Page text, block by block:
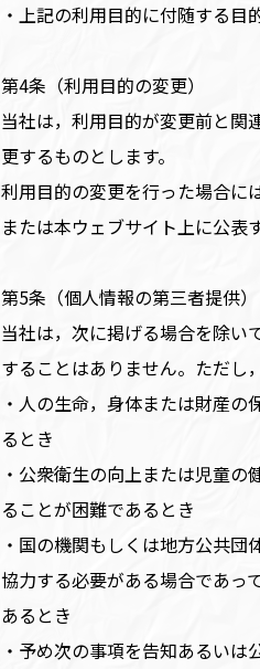
・上記の利用目的に付随する目
第4条（利用目的の変更）
当社は，利用目的が変更前と関
更するものとします。
利用目的の変更を行った場合に
または本ウェブサイト上に公表
第5条（個人情報の第三者提供）
当社は，次に掲げる場合を除い
することはありません。ただし
・人の生命，身体または財産
るとき
・公衆衛生の向上または児童
ることが困難であるとき
・国の機関もしくは地方公共
協力する必要がある場合であっ
あるとき
・予め次の事項を告知あるい